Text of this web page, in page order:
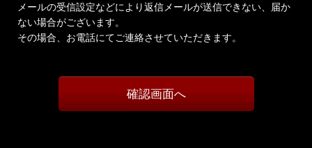
メールの受信設定などにより返信メールが送信できない、届か
ない場合がございます。
その場合、お電話にてご連絡させていただきます。
確認画面へ